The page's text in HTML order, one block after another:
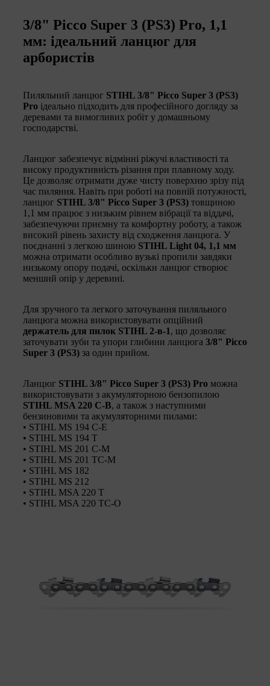
3/8" Picco Super 3 (PS3) Pro, 1,1
мм: ідеальний ланцюг для
арбористів
Пиляльний ланцюг STIHL 3/8" Picco Super 3 (PS3)
Pro ідеально підходить для професійного догляду за
деревами та вимогливих робіт у домашньому
господарстві.
Ланцюг забезпечує відмінні ріжучі властивості та
високу продуктивність різання при плавному ходу.
Це дозволяє отримати дуже чисту поверхню зрізу під
час пиляння. Навіть при роботі на повній потужності,
ланцюг STIHL 3/8" Picco Super 3 (PS3) товщиною
1,1 мм працює з низьким рівнем вібрації та віддачі,
забезпечуючи приємну та комфортну роботу, а також
високий рівень захисту від сходження ланцюга. У
поєднанні з легкою шиною STIHL Light 04, 1,1 мм
можна отримати особливо вузькі пропили завдяки
низькому опору подачі, оскільки ланцюг створює
менший опір у деревині.
Для зручного та легкого заточування пиляльного
ланцюга можна використовувати опційний
держатель для пилок STIHL 2-в-1, що дозволяє
заточувати зуби та упори глибини ланцюга 3/8" Picco
Super 3 (PS3) за один прийом.
Ланцюг STIHL 3/8" Picco Super 3 (PS3) Pro можна
використовувати з акумуляторною бензопилою
STIHL MSA 220 C-B, а також з наступними
бензиновими та акумуляторними пилами:
• STIHL MS 194 C-E
• STIHL MS 194 T
• STIHL MS 201 C-M
• STIHL MS 201 TC-M
• STIHL MS 182
• STIHL MS 212
• STIHL MSA 220 T
• STIHL MSA 220 TC-O